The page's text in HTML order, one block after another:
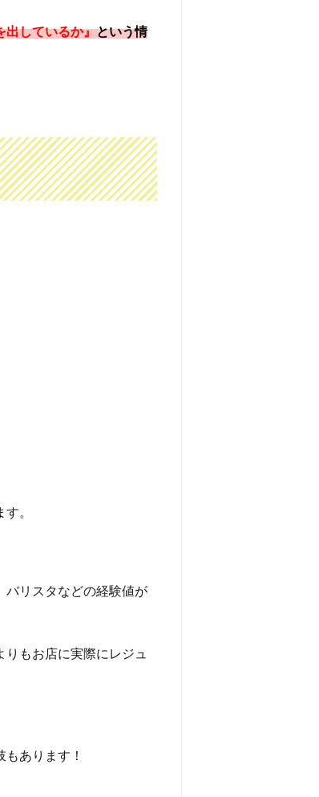
出しているか』という情
。
バリスタなどの経験値が
もお店に実際にレジュ
あります！